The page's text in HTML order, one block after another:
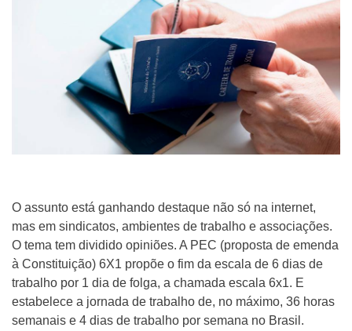
O assunto está ganhando destaque não só na internet,
mas em sindicatos, ambientes de trabalho e associações.
O tema tem dividido opiniões. A PEC (proposta de emenda
à Constituição) 6X1 propõe o fim da escala de 6 dias de
trabalho por 1 dia de folga, a chamada escala 6x1. E
estabelece a jornada de trabalho de, no máximo, 36 horas
semanais e 4 dias de trabalho por semana no Brasil.